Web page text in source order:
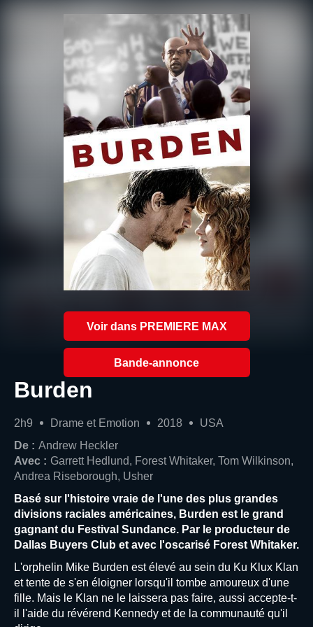
Voir dans PREMIERE MAX
Bande-annonce
Burden
2h9 Drame et Emotion 2018
USA
De : Andrew Heckler
Avec : Garrett Hedlund, Forest Whitaker, Tom Wilkinson,
Andrea Riseborough, Usher
Basé sur l'histoire vraie de l'une des plus grandes
divisions raciales américaines, Burden est le grand
gagnant du Festival Sundance. Par le producteur de
Dallas Buyers Club et avec l'oscarisé Forest Whitaker.
L'orphelin Mike Burden est élevé au sein du Ku Klux Klan
et tente de s'en éloigner lorsqu'il tombe amoureux d'une
fille. Mais le Klan ne le laissera pas faire, aussi accepte-t-
il l'aide du révérend Kennedy et de la communauté qu'il